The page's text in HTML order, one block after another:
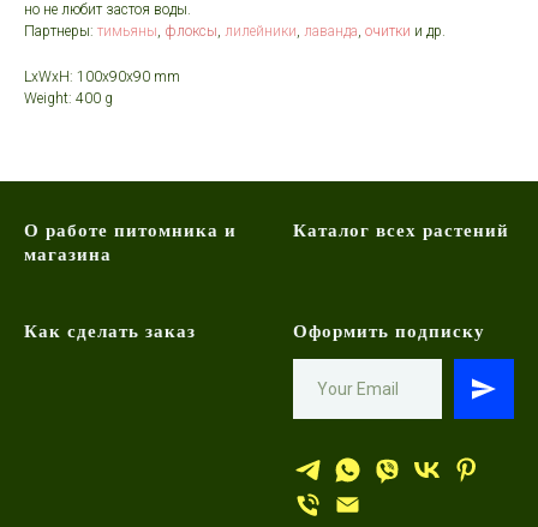
но не любит застоя воды.
Партнеры: тимьяны, флоксы, лилейники, лаванда, очитки и др.
LxWxH: 100x90x90 mm
Weight: 400 g
О работе питомника и
магазина
Каталог всех растений
Как сделать заказ Оформить подписку